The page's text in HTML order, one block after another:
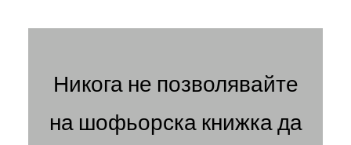
Никога не позволявайте
на шофьорска книжка да